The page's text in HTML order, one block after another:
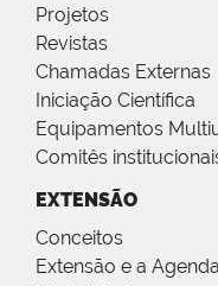
Projetos
Revistas
Chamadas Externas
Iniciação Científica
Equipamentos
Comitês
EXTENSÃO
Conceitos
Extensão e a